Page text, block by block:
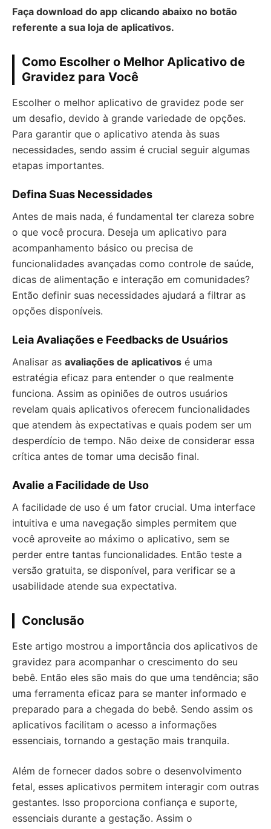
Faça download do app clicando abaixo no botão
referente a sua loja de aplicativos.
Como Escolher o Melhor Aplicativo de
Gravidez para Você
Escolher o melhor aplicativo de gravidez pode ser
um desafio, devido à grande variedade de opções.
Para garantir que o aplicativo atenda às suas
necessidades, sendo assim é crucial seguir algumas
etapas importantes.
Defina Suas Necessidades
Antes de mais nada, é fundamental ter clareza sobre
o que você procura. Deseja um aplicativo para
acompanhamento básico ou precisa de
funcionalidades avançadas como controle de saúde,
dicas de alimentação e interação em comunidades?
Então definir suas necessidades ajudará a filtrar as
opções disponíveis.
Leia Avaliações e Feedbacks de Usuários
Analisar as avaliações de aplicativos é uma
estratégia eficaz para entender o que realmente
funciona. Assim as opiniões de outros usuários
revelam quais aplicativos oferecem funcionalidades
que atendem às expectativas e quais podem ser um
desperdício de tempo. Não deixe de considerar essa
crítica antes de tomar uma decisão final.
Avalie a Facilidade de Uso
A facilidade de uso é um fator crucial. Uma interface
intuitiva e uma navegação simples permitem que
você aproveite ao máximo o aplicativo, sem se
perder entre tantas funcionalidades. Então teste a
versão gratuita, se disponível, para verificar se a
usabilidade atende sua expectativa.
Conclusão
Este artigo mostrou a importância dos aplicativos de
gravidez para acompanhar o crescimento do seu
bebê. Então eles são mais do que uma tendência; são
uma ferramenta eficaz para se manter informado e
preparado para a chegada do bebê. Sendo assim os
aplicativos facilitam o acesso a informações
essenciais, tornando a gestação mais tranquila.
Além de fornecer dados sobre o desenvolvimento
fetal, esses aplicativos permitem interagir com outras
gestantes. Isso proporciona confiança e suporte,
essenciais durante a gestação. Assim o